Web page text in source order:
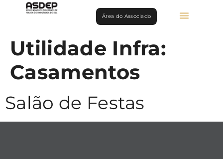
Área do Associado
Utilidade Infra:
Casamentos
Salão de Festas